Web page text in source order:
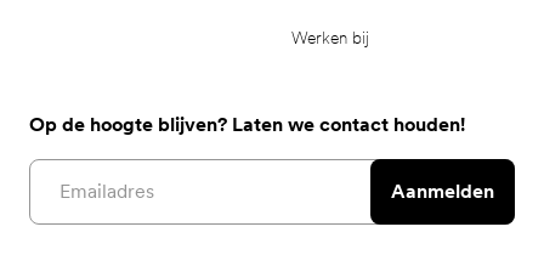
Werken bij
Op de hoogte blijven? Laten we contact houden!
Email address
Aanmelden